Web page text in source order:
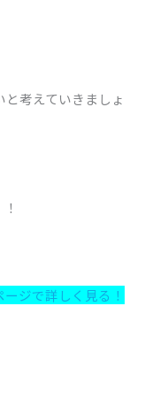
考えていきましょ
ジで詳しく見る！